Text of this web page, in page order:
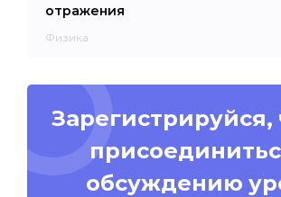
отражения
Физика
Зарегистрируйся,
обсуждению